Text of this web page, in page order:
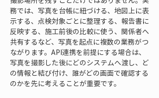
務では、写真を台帳に紐づける、地図上に表
示する、点検対象ごとに整理する、報告書に
反映する、施工前後の比較に使う、関係者へ
共有するなど、写真を起点に複数の業務がつ
ながります。API連携を前提にする場合は、
写真を撮影した後にどのシステムへ渡し、ど
の情報と結び付け、誰がどの画面で確認する
のかを先に考えることが重要です。